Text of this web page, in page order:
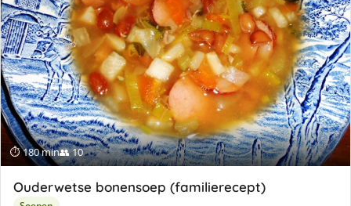
⏱ 180 min👥 10
Ouderwetse bonensoep (familierecept)